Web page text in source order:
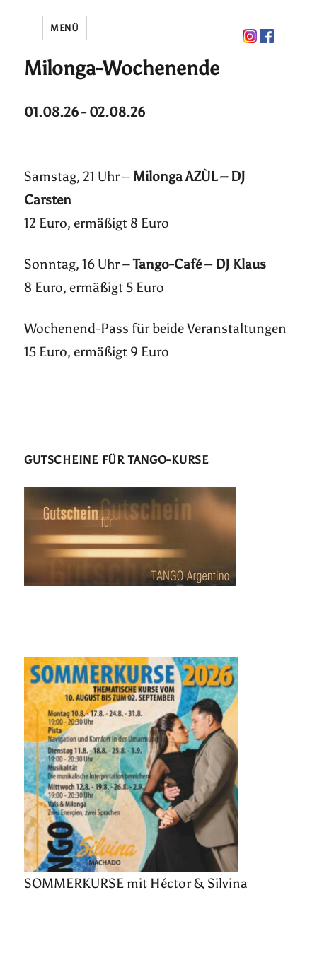
MENÜ
Milonga-Wochenende
01.08.26 - 02.08.26
Samstag, 21 Uhr – Milonga AZÙL – DJ
Carsten
12 Euro, ermäßigt 8 Euro
Sonntag, 16 Uhr –Tango-Café – DJ Klaus
8 Euro, ermäßigt 5 Euro
Wochenend-Pass für beide Veranstaltungen
15 Euro, ermäßigt 9 Euro
GUTSCHEINE FÜR TANGO-KURSE
SOMMERKURSE mit Héctor & Silvina